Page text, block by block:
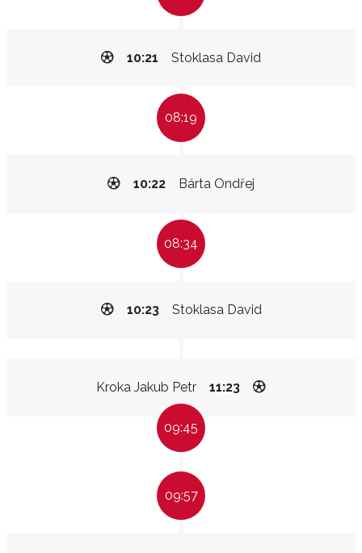
Stoklasa David
10:21
08:19
Bárta Ondřej
10:22
08:34
Stoklasa David
10:23
Kroka Jakub Petr 11:23
09:45
09:57